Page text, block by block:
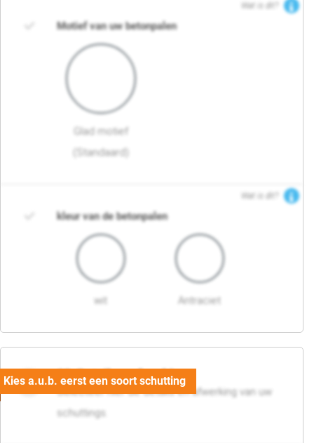
Wat is dit?
Motief van uw betonpalen
Glad motief
(Standaard)
Wat is dit?
kleur van de betonpalen
wit Antraciet
03. Detail en afwerking
Selecteer hier de details en afwerking van uw
schuttings.